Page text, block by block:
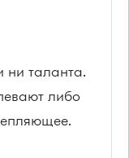
ни таланта.
либо